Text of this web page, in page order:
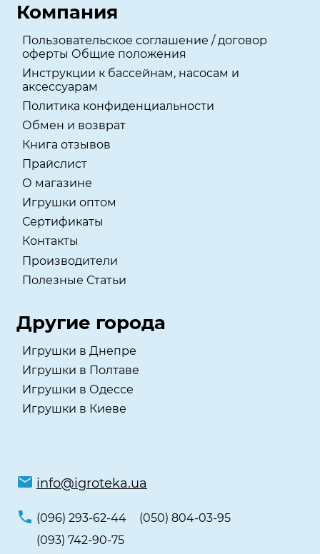
Компания
Пользовательское соглашение / договор
оферты Общие положения
Инструкции к бассейнам, насосам и
аксессуарам
Политика конфиденциальности
Обмен и возврат
Книга отзывов
Прайслист
О магазине
Игрушки оптом
Сертификаты
Контакты
Производители
Полезные Статьи
Другие города
Игрушки в Днепре
Игрушки в Полтаве
Игрушки в Одессе
Игрушки в Киеве
info@igroteka.ua
(096) 293-62-44
(050) 804-03-95
(093) 742-90-75